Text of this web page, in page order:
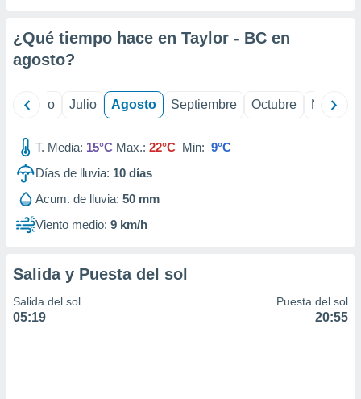
e
de
¿Qué tiempo hace en Taylor - BC en
agosto?
Junio Julio Agosto Septiembre Octubre
T. Media: 15°C Max.: 22°C Min: 9°C
Días de lluvia: 10 días
Acum. de lluvia: 50 mm
Viento medio: 9 km/h
Salida y Puesta del sol
Salida del sol
05:19
Puesta del sol
20:55